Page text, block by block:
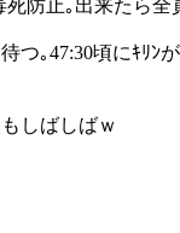
死防止｡出来たら
つ｡47:30頃にｷﾘ
しばしばｗ